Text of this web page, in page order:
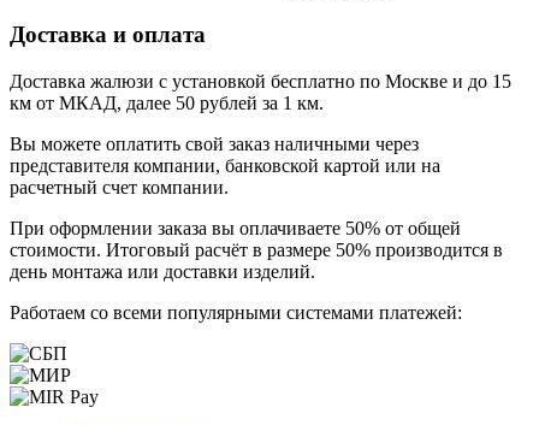
Доставка и оплата
Доставка жалюзи с установкой бесплатно по Москве и до 15
км от МКАД, далее 50 рублей за 1 км.
Вы можете оплатить свой заказ наличными через
представителя компании, банковской картой или на
расчетный счет компании.
При оформлении заказа вы оплачиваете 50% от общей
стоимости. Итоговый расчёт в размере 50% производится в
день монтажа или доставки изделий.
Работаем со всеми популярными системами платежей: